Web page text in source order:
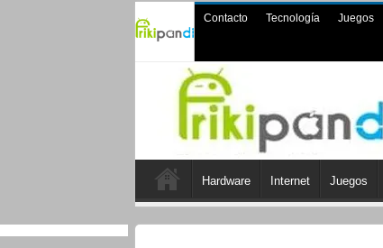
Contacto Tecnología Juegos
Hardware Internet Juegos